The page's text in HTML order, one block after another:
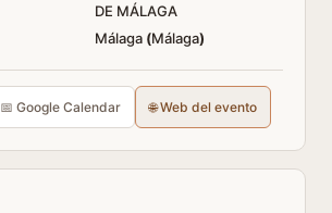
DE MÁLAGA
Málaga (Málaga)
📅 Google Calendar 🌐 Web del evento